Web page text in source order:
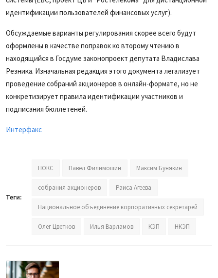
идентификации пользователей финансовых услуг).
Обсуждаемые варианты регулирования скорее всего будут
оформлены в качестве поправок ко второму чтению в
находящийся в Госдуме законопроект депутата Владислава
Резника. Изначальная редакция этого документа легализует
проведение собраний акционеров в онлайн-формате, но не
конкретизирует правила идентификации участников и
подписания бюллетеней.
Интерфакс
Теги:
НОКС Павел Филимошин Максим Бунякин
собрания акционеров Раиса Агеева
Национальное объединение корпоративных секретарей
Олег Цветков Илья Варламов КЭП НКЭП